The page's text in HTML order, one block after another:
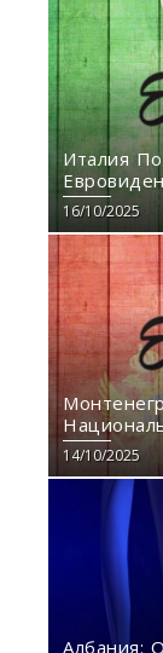
Италия
16/10/2025
14/10/2025
Албания: